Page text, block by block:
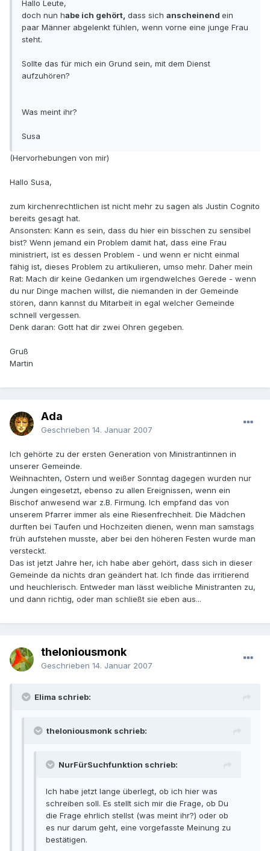
Hallo Leute,
doch nun habe ich gehört, dass sich anscheinend ein
paar Männer abgelenkt fühlen, wenn vorne eine junge Frau
steht.
Sollte das für mich ein Grund sein, mit dem Dienst
aufzuhören?
Was meint ihr?
Susa
(Hervorhebungen von mir)
Hallo Susa,
zum kirchenrechtlichen ist nicht mehr zu sagen als Justin Cognito
bereits gesagt hat.
Ansonsten: Kann es sein, dass du hier ein bisschen zu sensibel
bist? Wenn jemand ein Problem damit hat, dass eine Frau
ministriert, ist es dessen Problem - und wenn er nicht einmal
fähig ist, dieses Problem zu artikulieren, umso mehr. Daher mein
Rat: Mach dir keine Gedanken um irgendwelches Gerede - wenn
du nur Dinge machen willst, die niemanden in der Gemeinde
stören, dann kannst du Mitarbeit in egal welcher Gemeinde
schnell vergessen.
Denk daran: Gott hat dir zwei Ohren gegeben.
Gruß
Martin
Ada
Geschrieben 14. Januar 2007
Ich gehörte zu der ersten Generation von Ministrantinnen in
unserer Gemeinde.
Weihnachten, Ostern und weißer Sonntag dagegen wurden nur
Jungen eingesetzt, ebenso zu allen Ereignissen, wenn ein
Bischof anwesend war z.B. Firmung. Ich empfand das von
unserem Pfarrer immer als eine Riesenfrechheit. Die Mädchen
durften bei Taufen und Hochzeiten dienen, wenn man samstags
früh aufstehen musste, aber bei den höheren Festen wurde man
versteckt.
Das ist jetzt Jahre her, ich habe aber gehört, dass sich in dieser
Gemeinde da nichts dran geändert hat. Ich finde das irritierend
und heuchlerisch. Entweder man lässt weibliche Ministranten zu,
und dann richtig, oder man schließt sie eben aus...
theloniousmonk
Geschrieben 14. Januar 2007
Elima schrieb:
theloniousmonk schrieb:
NurFürSuchfunktion schrieb:
Ich habe jetzt lange überlegt, ob ich hier was
schreiben soll. Es stellt sich mir die Frage, ob Du
die Frage ehrlich stellst (was meint ihr?) oder ob
es nur darum geht, eine vorgefasste Meinung zu
bestätigen.